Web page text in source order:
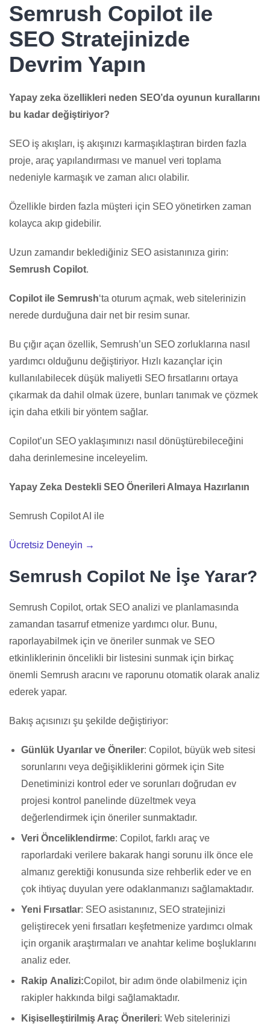
Semrush Copilot ile
SEO Stratejinizde
Devrim Yapın
Yapay zeka özellikleri neden SEO’da oyunun kurallarını
bu kadar değiştiriyor?
SEO iş akışları, iş akışınızı karmaşıklaştıran birden fazla
proje, araç yapılandırması ve manuel veri toplama
nedeniyle karmaşık ve zaman alıcı olabilir.
Özellikle birden fazla müşteri için SEO yönetirken zaman
kolayca akıp gidebilir.
Uzun zamandır beklediğiniz SEO asistanınıza girin:
Semrush Copilot.
Copilot ile Semrush‘ta oturum açmak, web sitelerinizin
nerede durduğuna dair net bir resim sunar.
Bu çığır açan özellik, Semrush’un SEO zorluklarına nasıl
yardımcı olduğunu değiştiriyor. Hızlı kazançlar için
kullanılabilecek düşük maliyetli SEO fırsatlarını ortaya
çıkarmak da dahil olmak üzere, bunları tanımak ve çözmek
için daha etkili bir yöntem sağlar.
Copilot’un SEO yaklaşımınızı nasıl dönüştürebileceğini
daha derinlemesine inceleyelim.
Yapay Zeka Destekli SEO Önerileri Almaya Hazırlanın
Semrush Copilot AI ile
Ücretsiz Deneyin →
Semrush Copilot Ne İşe Yarar?
Semrush Copilot, ortak SEO analizi ve planlamasında
zamandan tasarruf etmenize yardımcı olur. Bunu,
raporlayabilmek için ve öneriler sunmak ve SEO
etkinliklerinin öncelikli bir listesini sunmak için birkaç
önemli Semrush aracını ve raporunu otomatik olarak analiz
ederek yapar.
Bakış açısınızı şu şekilde değiştiriyor:
Günlük Uyarılar ve Öneriler: Copilot, büyük web sitesi
sorunlarını veya değişikliklerini görmek için Site
Denetiminizi kontrol eder ve sorunları doğrudan ev
projesi kontrol panelinde düzeltmek veya
değerlendirmek için öneriler sunmaktadır.
Veri Önceliklendirme: Copilot, farklı araç ve
raporlardaki verilere bakarak hangi sorunu ilk önce ele
almanız gerektiği konusunda size rehberlik eder ve en
çok ihtiyaç duyulan yere odaklanmanızı sağlamaktadır.
Yeni Fırsatlar: SEO asistanınız, SEO stratejinizi
geliştirecek yeni fırsatları keşfetmenize yardımcı olmak
için organik araştırmaları ve anahtar kelime boşluklarını
analiz eder.
Rakip Analizi:Copilot, bir adım önde olabilmeniz için
rakipler hakkında bilgi sağlamaktadır.
Kişiselleştirilmiş Araç Önerileri: Web sitelerinizi